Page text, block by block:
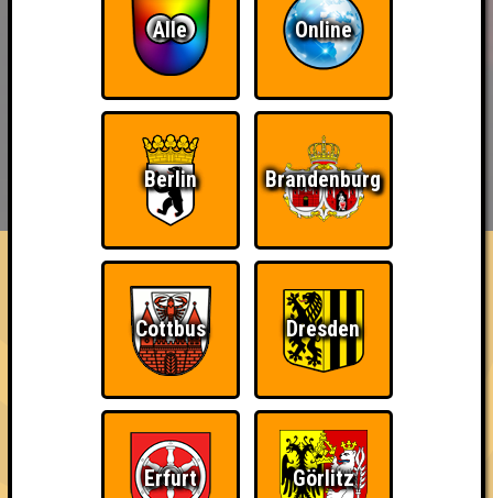
HIGHSCORE RESERVIERUNG
FAQ ÜBER UNS
Applaus Bitte
Errungenschaften
Kleiner Hinweis: bei uns sind Teams, die in einem Stechen
verlieren, trotzdem auf dem 1. Platz - den haben sie sich
schließlich verdient! Entsprechend gibt es für diese auch
Errungenschaften für den 1. Platz.
Alle Online
Berlin Brandenburg
Cottbus Dresden
Erfurt Görlitz